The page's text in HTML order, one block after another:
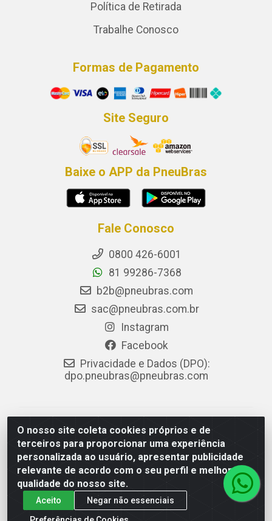
O nosso site coleta cookies próprios e de
terceiros para proporcionar uma experiência
personalizada ao usuário, apresentar publicidade
relevante de acordo com o seu perfil e melhorar a
qualidade do nosso site.
Aceito
Negar não essenciais
Política de Retirada
Trabalhe Conosco
Formas de Pagamento
Site Seguro
Baixe o APP da PneuBras
Fale Conosco
0800 426-6001
81 99286-7368
b2b@pneubras.com
sac@pneubras.com.br
Instagram
Facebook
Privacidade e Dados (DPO):
dpo.pneubras@pneubras.com
PneuBras - Rodovia BR-101, KM 82 - Prazeres,
Jaboatão dos Guararapes/PE - CEP 54.335-000 - CNPJ
08.678.386/0001-05 - Pneubras Comércio de Pneus
Ltda